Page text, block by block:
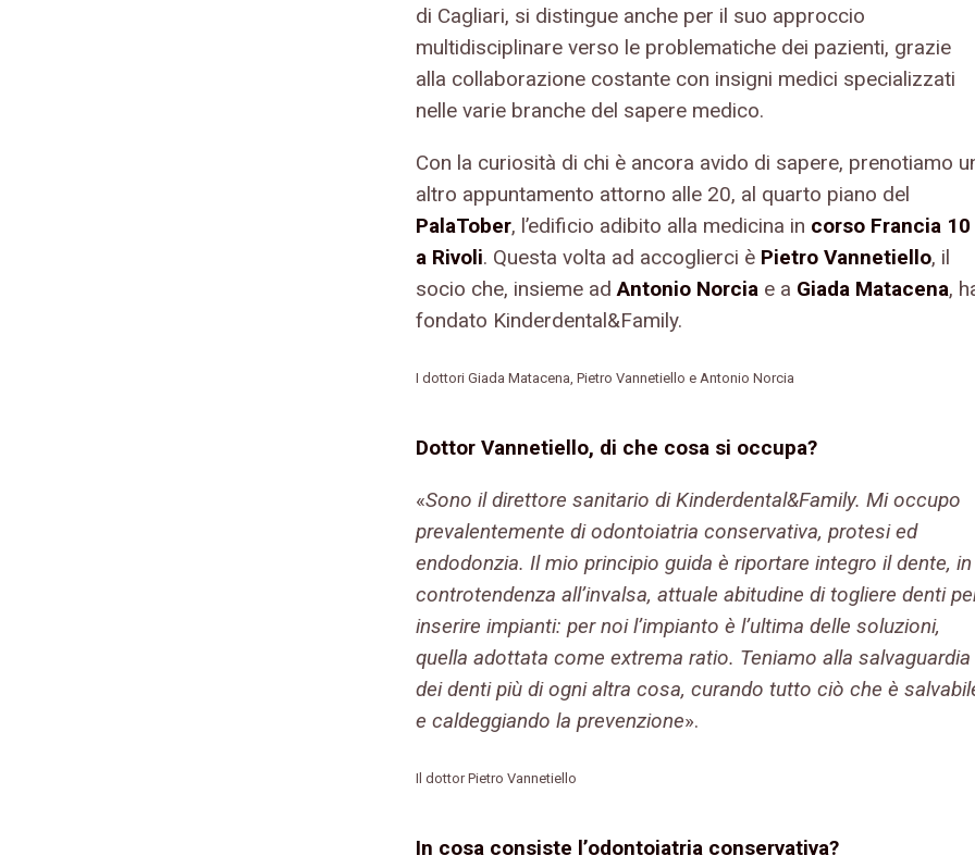
di Cagliari, si distingue anche per il suo approccio
multidisciplinare verso le problematiche dei pazienti, grazie
alla collaborazione costante con insigni medici specializzati
nelle varie branche del sapere medico.
Con la curiosità di chi è ancora avido di sapere, prenotiamo
altro appuntamento attorno alle 20, al quarto piano del
PalaTober, l’edificio adibito alla medicina in corso Francia 10
a Rivoli. Questa volta ad accoglierci è Pietro Vannetiello, il
socio che, insieme ad Antonio Norcia e a Giada Matacena,
fondato Kinderdental&Family.
I dottori Giada Matacena, Pietro Vannetiello e Antonio Norcia
Dottor Vannetiello, di che cosa si occupa?
«Sono il direttore sanitario di Kinderdental&Family. Mi occupo
prevalentemente di odontoiatria conservativa, protesi ed
endodonzia. Il mio principio guida è riportare integro il dente, in
controtendenza all’invalsa, attuale abitudine di togliere denti
inserire impianti: per noi l’impianto è l’ultima delle soluzioni,
quella adottata come extrema ratio. Teniamo alla salvaguardia
dei denti più di ogni altra cosa, curando tutto ciò che è
e caldeggiando la prevenzione».
Il dottor Pietro Vannetiello
In cosa consiste l’odontoiatria conservativa?